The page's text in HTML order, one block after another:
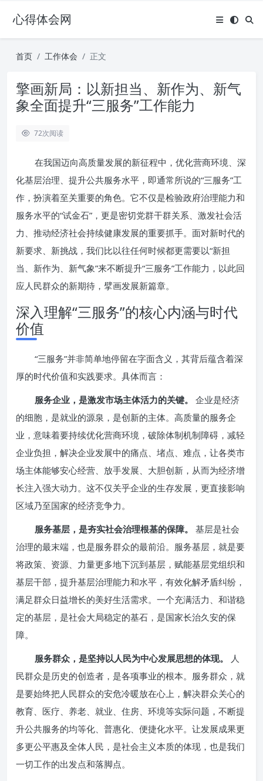
心得体会网
首页 工作体会 正文
擎画新局：以新担当、新作为、新气
象全面提升“三服务”工作能力
72次阅读
在我国迈向高质量发展的新征程中，优化营商环境、深
化基层治理、提升公共服务水平，即通常所说的“三服务”工
作，扮演着至关重要的角色。它不仅是检验政府治理能力和
服务水平的“试金石”，更是密切党群干群关系、激发社会活
力、推动经济社会持续健康发展的重要抓手。面对新时代的
新要求、新挑战，我们比以往任何时候都更需要以“新担
当、新作为、新气象”来不断提升“三服务”工作能力，以此回
应人民群众的新期待，擘画发展新篇章。
深入理解“三服务”的核心内涵与时代
价值
“三服务”并非简单地停留在字面含义，其背后蕴含着深
厚的时代价值和实践要求。具体而言：
服务企业，是激发市场主体活力的关键。
企业是经济
的细胞，是就业的源泉，是创新的主体。高质量的服务企
业，意味着要持续优化营商环境，破除体制机制障碍，减轻
企业负担，解决企业发展中的痛点、堵点、难点，让各类市
场主体能够安心经营、放手发展、大胆创新，从而为经济增
长注入强大动力。这不仅关乎企业的生存发展，更直接影响
区域乃至国家的经济竞争力。
服务基层，是夯实社会治理根基的保障。
基层是社会
治理的最末端，也是服务群众的最前沿。服务基层，就是要
将政策、资源、力量更多地下沉到基层，赋能基层党组织和
基层干部，提升基层治理能力和水平，有效化解矛盾纠纷，
满足群众日益增长的美好生活需求。一个充满活力、和谐稳
定的基层，是社会大局稳定的基石，是国家长治久安的保
障。
服务群众，是坚持以人民为中心发展思想的体现。
人
民群众是历史的创造者，是各项事业的根本。服务群众，就
是要始终把人民群众的安危冷暖放在心上，解决群众关心的
教育、医疗、养老、就业、住房、环境等实际问题，不断提
升公共服务的均等化、普惠化、便捷化水平。让发展成果更
多更公平惠及全体人民，是社会主义本质的体现，也是我们
一切工作的出发点和落脚点。